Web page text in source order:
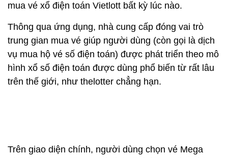
mua vé xổ điện toán Vietlott bất kỳ lúc nào.
Thông qua ứng dụng, nhà cung cấp đóng vai trò
trung gian mua vé giúp người dùng (còn gọi là dịch
vụ mua hộ vé số điện toán) được phát triển theo mô
hình xổ số điện toán được dùng phổ biến từ rất lâu
trên thế giới, như thelotter chẳng hạn.
Trên giao diện chính, người dùng chọn vé Mega